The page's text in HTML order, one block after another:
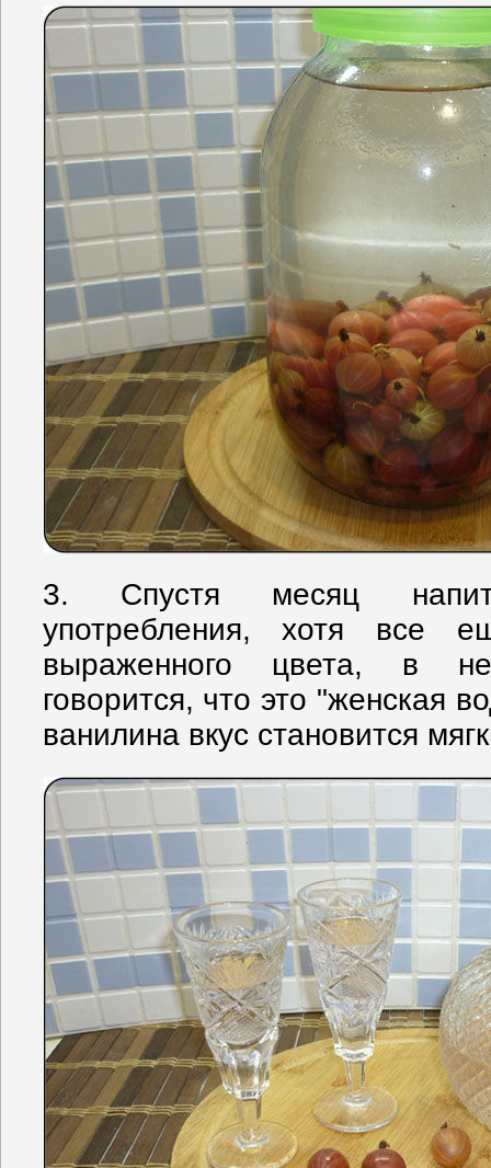
3. Спустя месяц
употребления, хотя все
выраженного цвета, в
говорится, что это "женская
ванилина вкус становится